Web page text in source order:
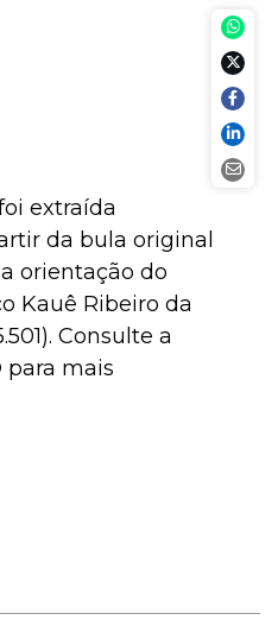
extraída
da bula original
orientação do
Kauê Ribeiro da
Consulte a
para mais